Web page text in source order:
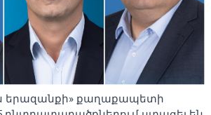
երազանքի» քաղաքապետի